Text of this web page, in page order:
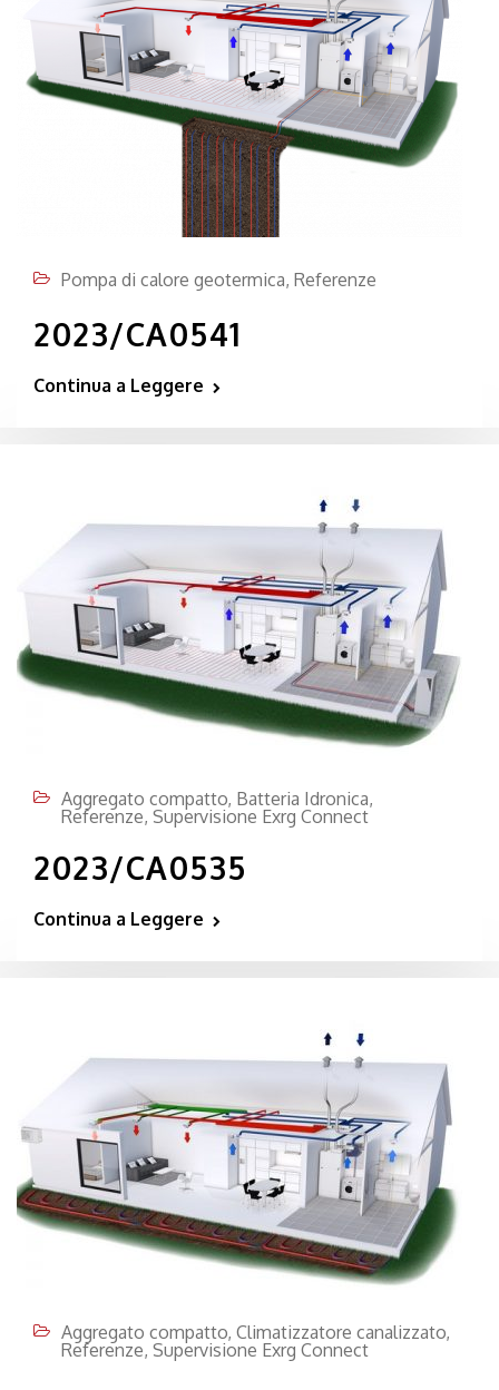
Pompa di calore geotermica, Referenze
2023/CA0541
Continua a Leggere
Aggregato compatto, Batteria Idronica,
Referenze, Supervisione Exrg Connect
2023/CA0535
Continua a Leggere
Aggregato compatto, Climatizzatore canalizzato,
Referenze, Supervisione Exrg Connect